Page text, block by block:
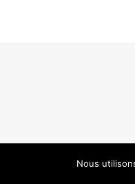
Nous